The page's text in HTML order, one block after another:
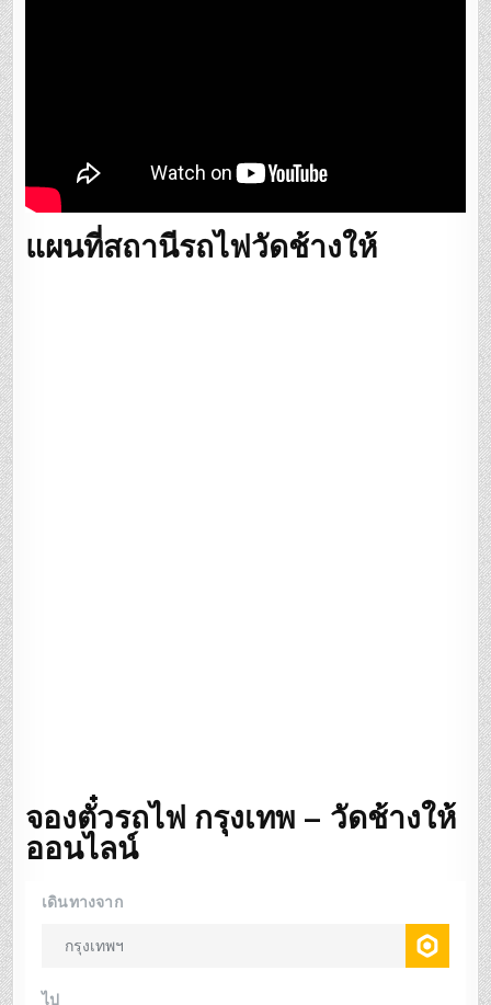
แผนที่สถานีรถไฟวัดช้างให้
จองตั๋วรถไฟ กรุงเทพ – วัดช้างให้
ออนไลน์